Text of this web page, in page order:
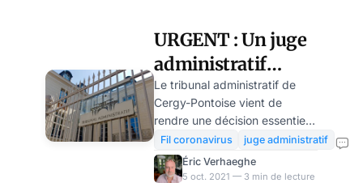
URGENT : Un juge
administratif
annule la
suspension d’une
soignante en arrêt-
maladie
Le tribunal administratif de
Cergy-Pontoise vient de
rendre une décision essentielle
qui fera précédent pour tous
les soignants non-vaccinés en
arrêt-maladie, dont l’hôpital
Fil coronavirus
juge administratif
Éric Verhaeghe
5 oct. 2021 — 3 min de lecture